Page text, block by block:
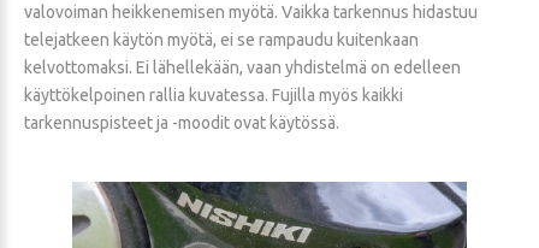
valovoiman heikkenemisen myötä. Vaikka tarkennus hidastuu
telejatkeen käytön myötä, ei se rampaudu kuitenkaan
kelvottomaksi. Ei lähellekään, vaan yhdistelmä on edelleen
käyttökelpoinen rallia kuvatessa. Fujilla myös kaikki
tarkennuspisteet ja -moodit ovat käytössä.